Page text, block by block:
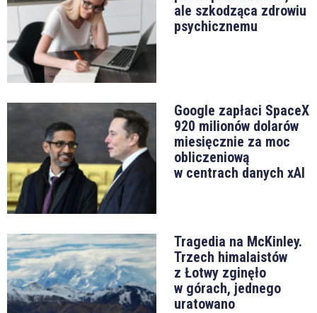
ale szkodząca zdrowiu
psychicznemu
Google zapłaci SpaceX
920 milionów dolarów
miesięcznie za moc
obliczeniową
w centrach danych xAI
Tragedia na McKinley.
Trzech himalaistów
z Łotwy zginęło
w górach, jednego
uratowano